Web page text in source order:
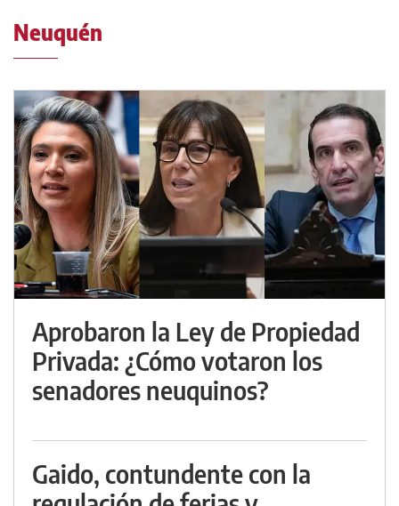
Neuquén
Aprobaron la Ley de Propiedad
Privada: ¿Cómo votaron los
senadores neuquinos?
Gaido, contundente con la